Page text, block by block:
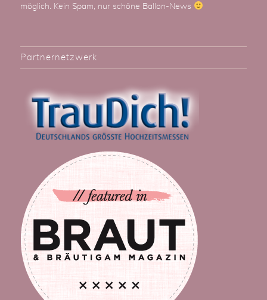
möglich. Kein Spam, nur schöne Ballon-News
Partnernetzwerk